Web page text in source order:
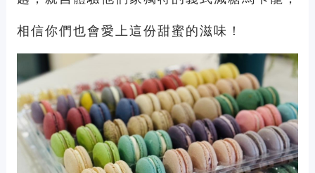
相信你們也會愛上這份甜蜜的滋味！